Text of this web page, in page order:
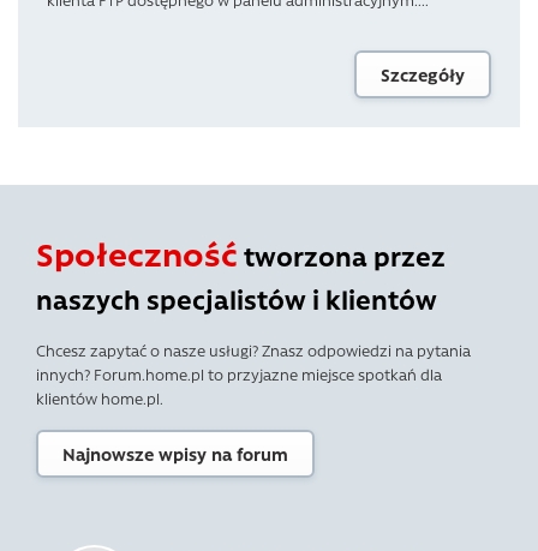
Szczegóły
Społeczność tworzona przez
naszych specjalistów i klientów
Chcesz zapytać o nasze usługi? Znasz odpowiedzi na pytania
innych? Forum.home.pl to przyjazne miejsce spotkań dla
klientów home.pl.
Najnowsze wpisy na forum